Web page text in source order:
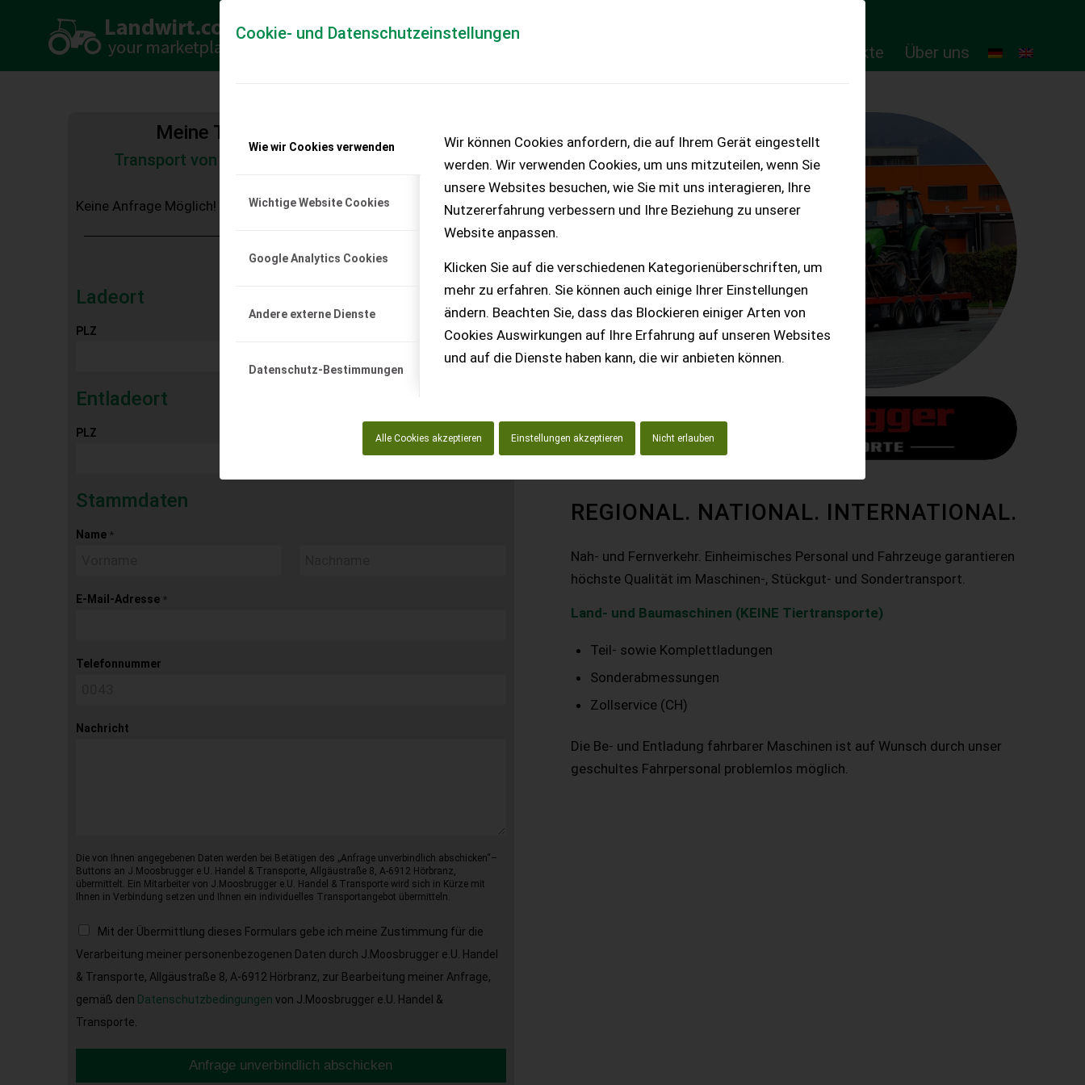
Cookie- und Datenschutzeinstellungen
Wie wir Cookies verwenden
Wichtige Website Cookies
Google Analytics Cookies
Andere externe Dienste
Datenschutz-Bestimmungen
Wir können Cookies anfordern, die auf Ihrem Gerät eingestellt
werden. Wir verwenden Cookies, um uns mitzuteilen, wenn Sie
unsere Websites besuchen, wie Sie mit uns interagieren, Ihre
Nutzererfahrung verbessern und Ihre Beziehung zu unserer
Website anpassen.
Klicken Sie auf die verschiedenen Kategorienüberschriften, um
mehr zu erfahren. Sie können auch einige Ihrer Einstellungen
ändern. Beachten Sie, dass das Blockieren einiger Arten von
Cookies Auswirkungen auf Ihre Erfahrung auf unseren Websites
und auf die Dienste haben kann, die wir anbieten können.
Alle Cookies akzeptieren Einstellungen akzeptieren Nicht erlauben
Online-Produkte Über uns
Meine Transportkostenanfrage
Transport von Land- und Baumaschinen – KEINE
Keine Anfrage Möglich!
Ladeort
PLZ
Entladeort
PLZ
Stammdaten
Name *
E-Mail-Adresse *
Telefonnummer
Nachricht
Die von Ihnen angegebenen Daten werden bei Betätigen des „Anfrage unverbindlich abschicken“–
Buttons an J.Moosbrugger e.U. Handel & Transporte, Allgäustraße 8, A-6912 Hörbranz,
übermittelt. Ein Mitarbeiter von J.Moosbrugger e.U. Handel & Transporte wird sich in Kürze mit
Ihnen in Verbindung setzen und Ihnen ein individuelles Transportangebot übermitteln.
Mit der Übermittlung dieses Formulars gebe ich meine Zustimmung für die
Verarbeitung meiner personenbezogenen Daten durch J.Moosbrugger e.U. Handel
& Transporte, Allgäustraße 8, A-6912 Hörbranz, zur Bearbeitung meiner Anfrage,
gemäß den Datenschutzbedingungen von J.Moosbrugger e.U. Handel &
Transporte.
Anfrage unverbindlich abschicken
REGIONAL. NATIONAL. INTERNATIONAL.
Nah- und Fernverkehr. Einheimisches Personal und Fahrzeuge garantieren
höchste Qualität im Maschinen-, Stückgut- und Sondertransport.
Land- und Baumaschinen (KEINE Tiertransporte)
Teil- sowie Komplettladungen
Sonderabmessungen
Zollservice (CH)
Die Be- und Entladung fahrbarer Maschinen ist auf Wunsch durch unser
geschultes Fahrpersonal problemlos möglich.